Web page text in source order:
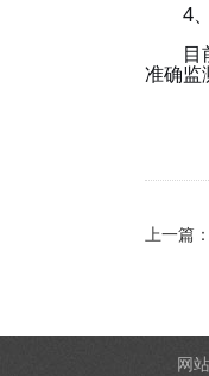
4、
目
准确监
上一篇：
网